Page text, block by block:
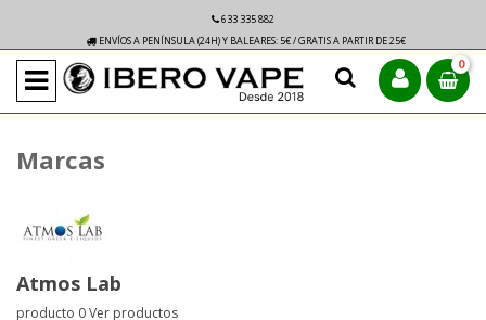
633 335 882
ENVÍOS A PENÍNSULA (24H) Y BALEARES: 5€ / GRATIS A PARTIR DE 25€
0
Marcas
Atmos Lab
producto 0Ver productos